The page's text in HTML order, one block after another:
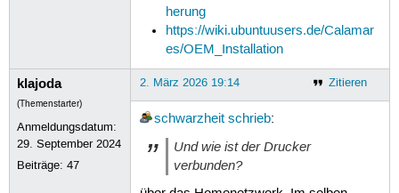
herung
https://wiki.ubuntuusers.de/Calamar
es/OEM_Installation
klajoda
(Themenstarter)
Anmeldungsdatum:
29. September 2024
Beiträge:47
Zitieren
2. März 2026 19:14
schwarzheit schrieb:
Und wie ist der Drucker
verbunden?